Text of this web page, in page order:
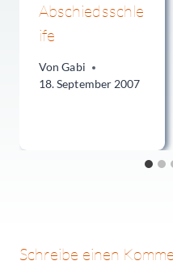
Abschiedsschle
ife
Von Gabi
18. September 2007
Schreibe einen